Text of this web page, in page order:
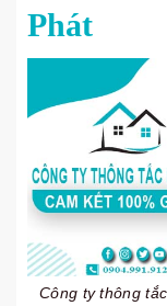
Phát
Công ty thông